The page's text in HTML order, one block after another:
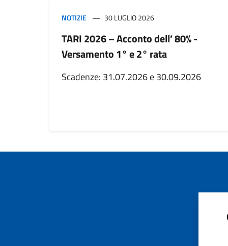
NOTIZIE 30 LUGLIO 2026
TARI 2026 – Acconto dell’ 80% -
Versamento 1° e 2° rata
Scadenze: 31.07.2026 e 30.09.2026